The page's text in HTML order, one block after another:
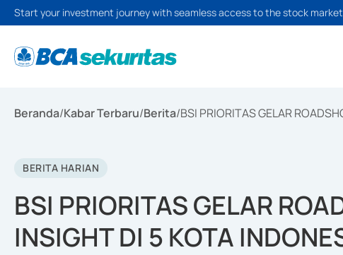
Start your investment journey with seamless access to the stock
Beranda/Kabar Terbaru/Berita/BSI PRIORITAS GELAR
BERITA HARIAN
BSI PRIORITAS GELAR
INSIGHT DI 5 KOTA